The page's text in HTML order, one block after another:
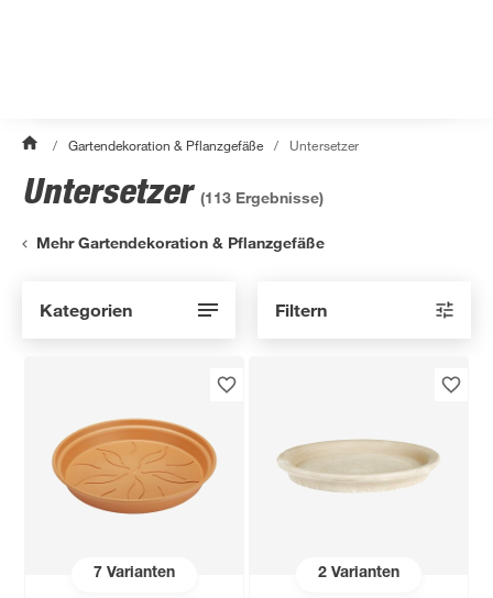
/ Gartendekoration & Pflanzgefäße / Untersetzer
Untersetzer (113 Ergebnisse)
Mehr Gartendekoration & Pflanzgefäße
Kategorien Filtern
7 Varianten 2Varianten